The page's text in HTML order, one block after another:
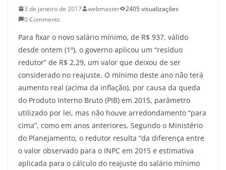
3 de janeiro de 2017 webmaster
2405 visualizações
0 Comments
Para fixar o novo salário mínimo, de R$ 937, válido
desde ontem (1º), o governo aplicou um “resíduo
redutor” de R$ 2,29, um valor que deixou de ser
considerado no reajuste. O mínimo deste ano não terá
aumento real (acima da inflação), por causa da queda
do Produto Interno Bruto (PIB) em 2015, parâmetro
utilizado por lei, mas não houve arredondamento “para
cima”, como em anos anteriores. Segundo o Ministério
do Planejamento, o redutor resulta “da diferença entre
o valor observado para o INPC em 2015 e estimativa
aplicada para o cálculo do reajuste do salário mínimo